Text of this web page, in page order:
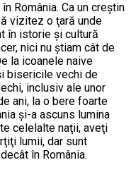
România. Ca un creştin
vizitez o ţară unde
în istorie şi cultură
nici nu ştiam cât de
la icoanele naive
bisericile vechi de
inclusiv ale unor
ani, la o bere foarte
şi-a ascuns lumina
celelalte naţii, aveţi
lumii, dar sunt
în România.